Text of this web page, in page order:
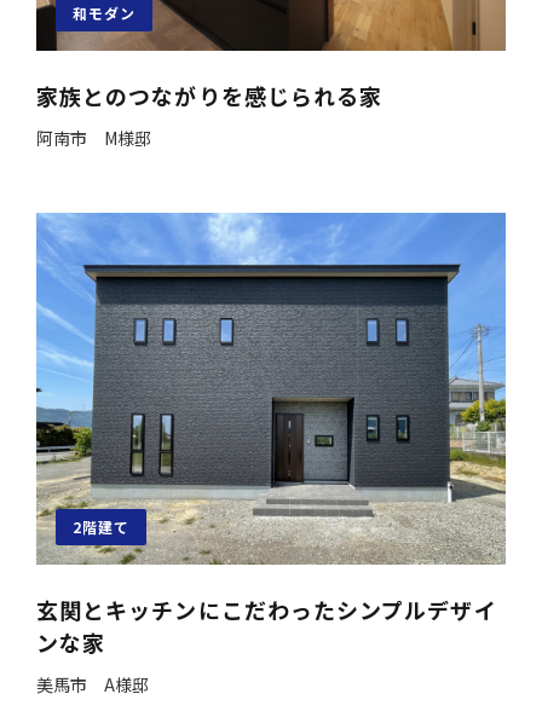
和モダン
家族とのつながりを感じられる家
阿南市 M様邸
2階建て
玄関とキッチンにこだわったシンプルデザイ
ンな家
美馬市 A様邸